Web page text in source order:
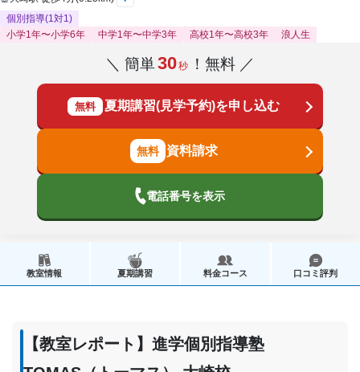
個別指導(1対1)
小学1年〜小学6年
中学1年〜中学3年 高校1年〜高校3年 浪人生
＼ 簡単30秒 ！無料 ／
無料 夏期講習(見学予約)を申し込む
資料請求
電話番号を表示
教室情報 夏期講習 料金コース 口コミ評判
【教室レポート】進学個別指導塾